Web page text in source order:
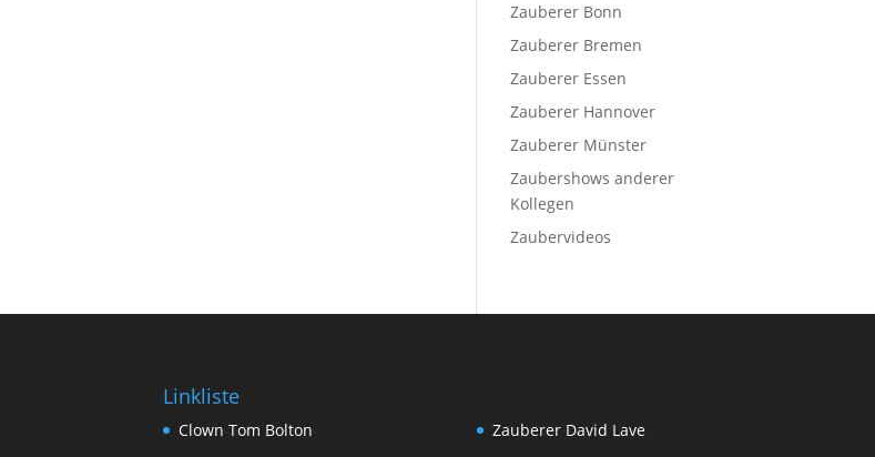
Zauberer Bonn
Zauberer Bremen
Zauberer Essen
Zauberer Hannover
Zauberer Münster
Zaubershows anderer
Kollegen
Zaubervideos
Linkliste
Clown Tom Bolton
Zauberer David Lave